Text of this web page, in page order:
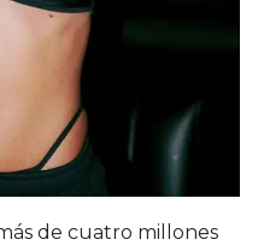
de cuatro millones